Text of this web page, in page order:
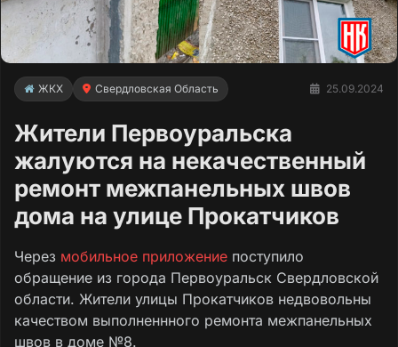
ЖКХ Свердловская Область 25.09.2024
Жители Первоуральска
жалуются на некачественный
ремонт межпанельных швов
дома на улице Прокатчиков
Через мобильное приложение поступило
обращение из города Первоуральск Свердловской
области. Жители улицы Прокатчиков недвовольны
качеством выполненнного ремонта межпанельных
швов в доме №8.